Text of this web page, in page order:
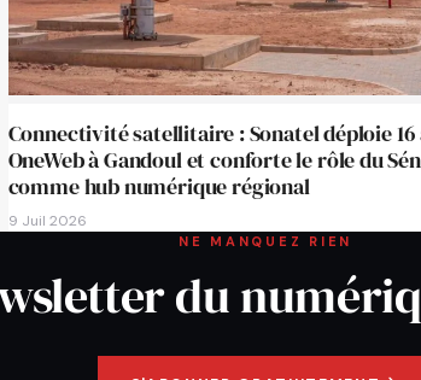
Connectivité satellitaire : Sonatel déploie 16
OneWeb à Gandoul et conforte le rôle du
comme hub numérique régional
9 Juil 2026
NE MANQUEZ RIEN
du